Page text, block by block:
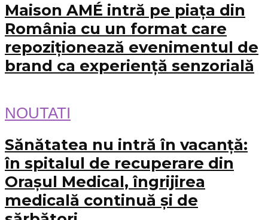
Maison AMÉ intră pe piața din
România cu un format care
repoziționează evenimentul de
brand ca experiență senzorială
NOUTATI
Sănătatea nu intră în vacanță:
în spitalul de recuperare din
Orașul Medical, îngrijirea
medicală continuă și de